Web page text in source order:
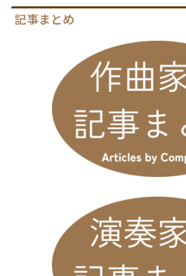
記事まとめ